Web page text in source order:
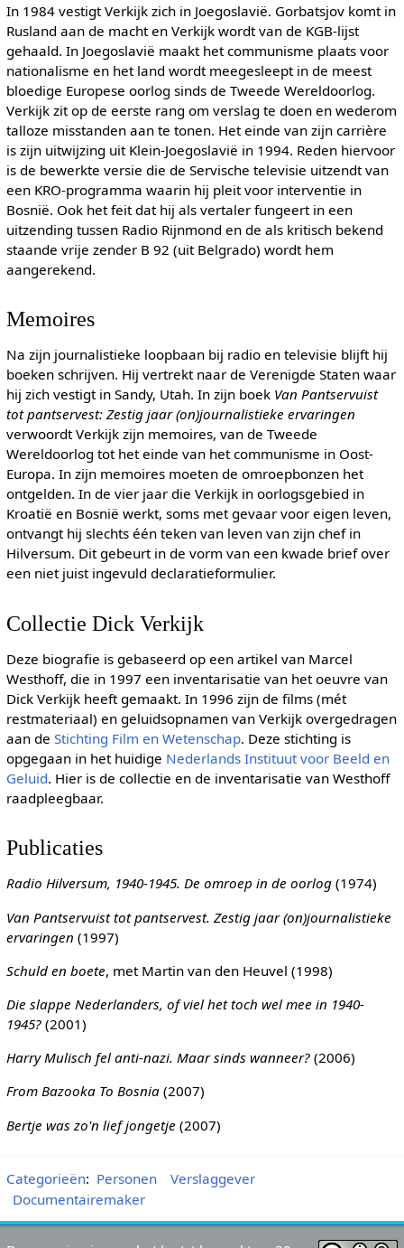
In 1984 vestigt Verkijk zich in Joegoslavië. Gorbatsjov komt in
Rusland aan de macht en Verkijk wordt van de KGB-lijst
gehaald. In Joegoslavië maakt het communisme plaats voor
nationalisme en het land wordt meegesleept in de meest
bloedige Europese oorlog sinds de Tweede Wereldoorlog.
Verkijk zit op de eerste rang om verslag te doen en wederom
talloze misstanden aan te tonen. Het einde van zijn carrière
is zijn uitwijzing uit Klein-Joegoslavië in 1994. Reden hiervoor
is de bewerkte versie die de Servische televisie uitzendt van
een KRO-programma waarin hij pleit voor interventie in
Bosnië. Ook het feit dat hij als vertaler fungeert in een
uitzending tussen Radio Rijnmond en de als kritisch bekend
staande vrije zender B 92 (uit Belgrado) wordt hem
aangerekend.
Memoires
Na zijn journalistieke loopbaan bij radio en televisie blijft hij
boeken schrijven. Hij vertrekt naar de Verenigde Staten waar
hij zich vestigt in Sandy, Utah. In zijn boek Van Pantservuist
tot pantservest: Zestig jaar (on)journalistieke ervaringen
verwoordt Verkijk zijn memoires, van de Tweede
Wereldoorlog tot het einde van het communisme in Oost-
Europa. In zijn memoires moeten de omroepbonzen het
ontgelden. In de vier jaar die Verkijk in oorlogsgebied in
Kroatië en Bosnië werkt, soms met gevaar voor eigen leven,
ontvangt hij slechts één teken van leven van zijn chef in
Hilversum. Dit gebeurt in de vorm van een kwade brief over
een niet juist ingevuld declaratieformulier.
Collectie Dick Verkijk
Deze biografie is gebaseerd op een artikel van Marcel
Westhoff, die in 1997 een inventarisatie van het oeuvre van
Dick Verkijk heeft gemaakt. In 1996 zijn de films (mét
restmateriaal) en geluidsopnamen van Verkijk overgedragen
aan de Stichting Film en Wetenschap. Deze stichting is
opgegaan in het huidige Nederlands Instituut voor Beeld en
Geluid. Hier is de collectie en de inventarisatie van Westhoff
raadpleegbaar.
Publicaties
Radio Hilversum, 1940-1945. De omroep in de oorlog(1974)
Van Pantservuist tot pantservest. Zestig jaar (on)journalistieke
ervaringen (1997)
Schuld en boete, met Martin van den Heuvel (1998)
Die slappe Nederlanders, of viel het toch wel mee in 1940-
1945?(2001)
Harry Mulisch fel anti-nazi. Maar sinds wanneer?(2006)
From Bazooka To Bosnia(2007)
Bertje was zo'n lief jongetje (2007)
Categorieën: Personen
Verslaggever
Documentairemaker